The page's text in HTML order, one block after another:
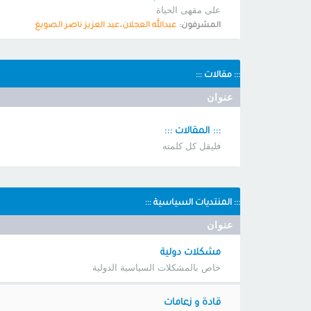
على مقهى الحياة
المشرفون: عبدالله العجلان،عبد العزيز ناصر الصويغ
::: مقالات :::
عنوان
::: المقالات :::
فليقل كل كلمته
::: المنتديات السياسية :::
عنوان
مشكلات دولية
خاص بالمشكلات السياسية الدولية
قادة و زعامات